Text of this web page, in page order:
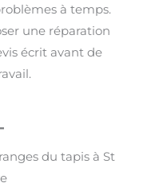
à temps.
une réparation
écrit avant de
du tapis à St